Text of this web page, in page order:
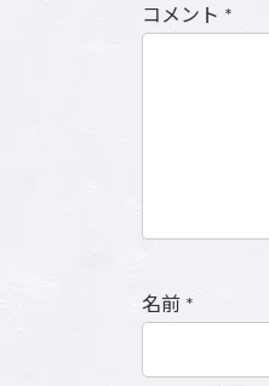
コメント *
名前 *